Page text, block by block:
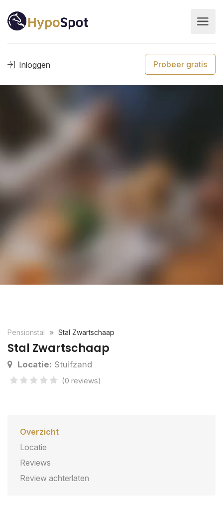
Inloggen Probeer gratis
Pensionstal Stal Zwartschaap
Stal Zwartschaap
Locatie: Stuifzand
(0 reviews)
Overzicht
Locatie
Reviews
Review achterlaten